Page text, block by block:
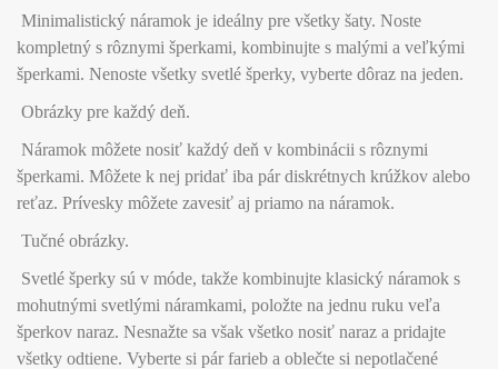
Minimalistický náramok je ideálny pre všetky šaty. Noste
kompletný s rôznymi šperkami, kombinujte s malými a veľkými
šperkami. Nenoste všetky svetlé šperky, vyberte dôraz na jeden.
Obrázky pre každý deň.
Náramok môžete nosiť každý deň v kombinácii s rôznymi
šperkami. Môžete k nej pridať iba pár diskrétnych krúžkov alebo
reťaz. Prívesky môžete zavesiť aj priamo na náramok.
Tučné obrázky.
Svetlé šperky sú v móde, takže kombinujte klasický náramok s
mohutnými svetlými náramkami, položte na jednu ruku veľa
šperkov naraz. Nesnažte sa však všetko nosiť naraz a pridajte
všetky odtiene. Vyberte si pár farieb a oblečte si nepotlačené